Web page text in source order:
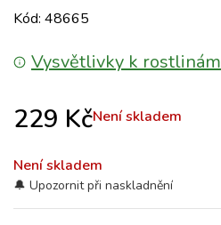
Kód: 48665
Vysvětlivky k rostlinám
229 KčNení skladem
Není skladem